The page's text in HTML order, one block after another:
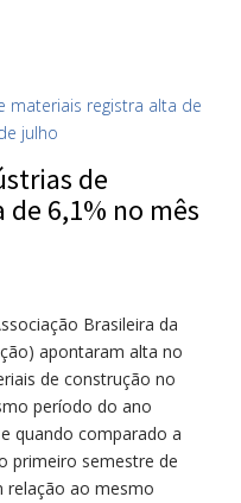
de
6,1% no mês
Brasileira da
apontaram alta no
de construção no
período do ano
quando comparado a
primeiro semestre de
relação ao mesmo